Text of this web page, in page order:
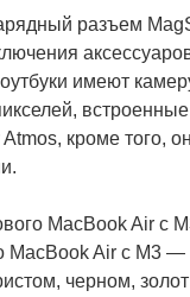
разъем
имеют
кроме того,
MacBook Air с
MacBook Air с M3
черном,